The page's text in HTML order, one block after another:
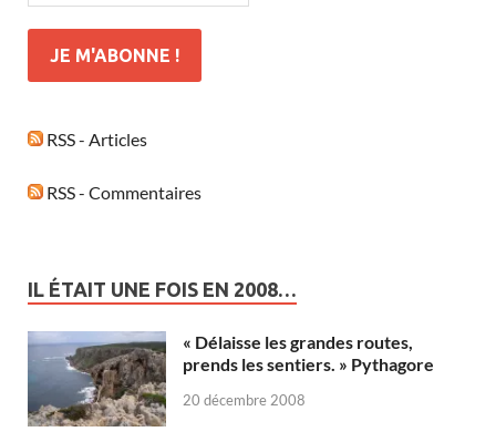
RSS - Articles
RSS - Commentaires
IL ÉTAIT UNE FOIS EN 2008…
« Délaisse les grandes routes,
prends les sentiers. » Pythagore
20 décembre 2008